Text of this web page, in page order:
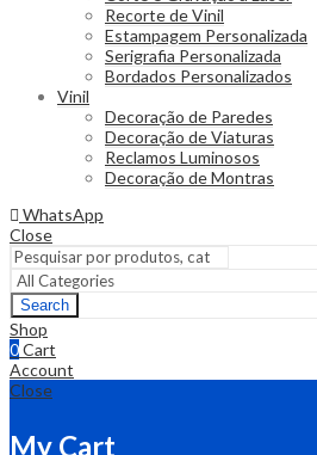
Recorte de Vinil
Estampagem Personalizada
Serigrafia Personalizada
Bordados Personalizados
Vinil
Decoração de Paredes
Decoração de Viaturas
Reclamos Luminosos
Decoração de Montras
WhatsApp
Close
Search
Shop
0Cart
Account
Close
My Cart